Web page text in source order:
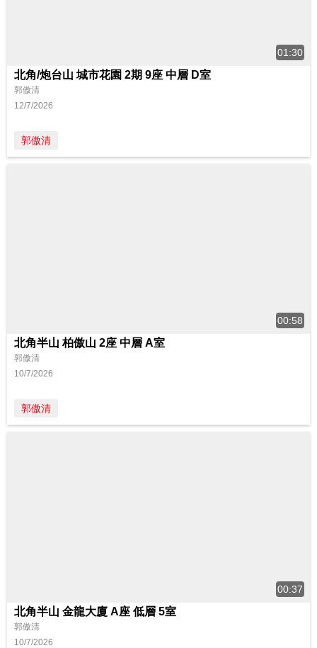
01:30
北角/炮台山 城市花園 2期 9座 中層 D室
郭傲清
12/7/2026
郭傲清
00:58
北角半山 柏傲山 2座 中層 A室
郭傲清
10/7/2026
郭傲清
00:37
北角半山 金龍大廈 A座 低層 5室
郭傲清
10/7/2026